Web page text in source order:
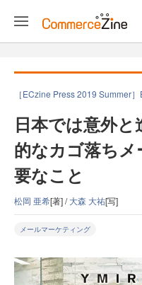
［ECzine Press 2019 Summer
日本では意外
的なカゴ落ち
要なこと
松岡 亜希[著] /大森 大祐[写]
メールマーケティング